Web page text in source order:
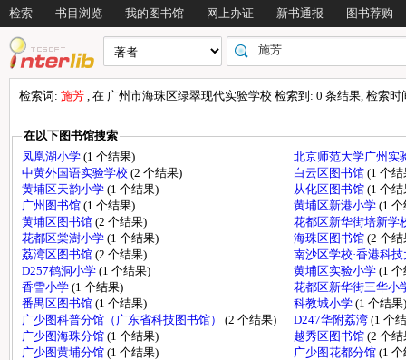
检索 书目浏览 我的图书馆 网上办证 新书通报 图书荐购
检索词: 施芳 , 在 广州市海珠区绿翠现代实验学校 检索到: 0 条结果, 检索时
在以下图书馆搜索
凤凰湖小学 (1 个结果)
北京师范大学广州实
中黄外国语实验学校 (2 个结果) 白云区图书馆 (1 个结
黄埔区天韵小学 (1 个结果) 从化区图书馆 (1 个结
广州图书馆 (1 个结果) 黄埔区新港小学 (1
黄埔区图书馆 (2 个结果)
花都区新华街培新学
花都区棠澍小学 (1 个结果) 海珠区图书馆 (2 个结
荔湾区图书馆 (2 个结果)
南沙区学校·香港科
D257鹤洞小学 (1 个结果) 黄埔区实验小学 (1
香雪小学 (1 个结果)
花都区新华街三华小
番禺区图书馆 (1 个结果) 科教城小学 (1 个结果)
广少图科普分馆（广东省科技图书馆） (2 个结果) D247华附荔湾 (1 个
广少图海珠分馆 (1 个结果) 越秀区图书馆 (2 个结
广少图黄埔分馆 (1 个结果) 广少图花都分馆 (1